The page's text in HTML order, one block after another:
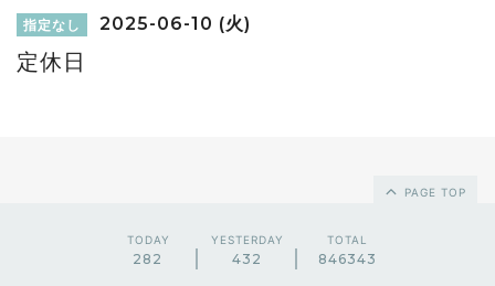
指定なし 2025-06-10 (火)
定休日
PAGE TOP
TODAY
282
YESTERDAY
432
TOTAL
846343